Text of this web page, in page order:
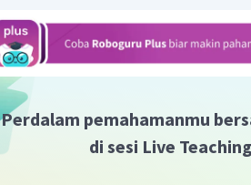
Perdalam pemahamanmu
di sesi Live